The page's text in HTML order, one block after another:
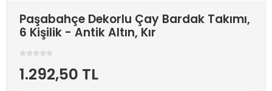
Paşabahçe Dekorlu Çay Bardak Takımı,
6 Kişilik - Antik Altın, Kır
1.292,50 TL